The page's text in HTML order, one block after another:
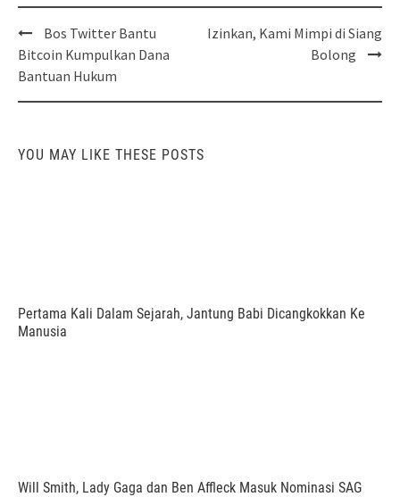
Post
navigation
Bos Twitter Bantu
Bitcoin Kumpulkan Dana
Bantuan Hukum
Izinkan, Kami Mimpi di Siang
Bolong
YOU MAY LIKE THESE POSTS
Pertama Kali Dalam Sejarah, Jantung Babi Dicangkokkan Ke
Manusia
Will Smith, Lady Gaga dan Ben Affleck Masuk Nominasi SAG